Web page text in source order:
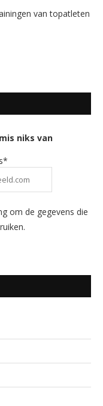
van topatleten
niks van
om de gegevens die